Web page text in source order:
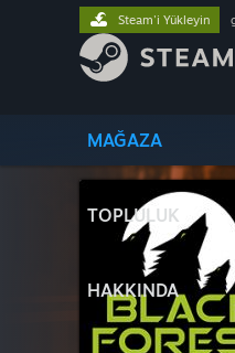
MAĞAZA
TOPLULUK
HAKKINDA
Steam'i Yükleyin